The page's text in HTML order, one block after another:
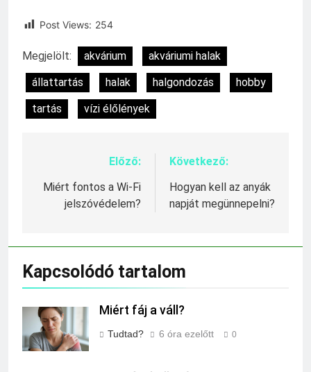
Post Views: 254
Megjelölt: akvárium
akváriumi halak
állattartás
halak halgondozás
hobby
tartás
vízi élőlények
Bejegyzés
navigáció
Előző:
Miért fontos a Wi-Fi
jelszóvédelem?
Következő:
Hogyan kell az anyák
napját megünnepelni?
Kapcsolódó tartalom
Miért fáj a váll?
Tudtad? 6 óra ezelőtt 0